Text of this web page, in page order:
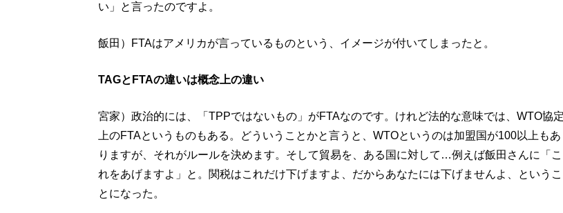
い」と言ったのですよ。
飯田）FTAはアメリカが言っているものという、イメージが付いてしまったと。
TAGとFTAの違いは概念上の違い
宮家）政治的には、「TPPではないもの」がFTAなのです。けれど法的な意味では、WTO協定
上のFTAというものもある。どういうことかと言うと、WTOというのは加盟国が100以上もあ
りますが、それがルールを決めます。そして貿易を、ある国に対して…例えば飯田さんに「こ
れをあげますよ」と。関税はこれだけ下げますよ、だからあなたには下げませんよ、というこ
とになった。